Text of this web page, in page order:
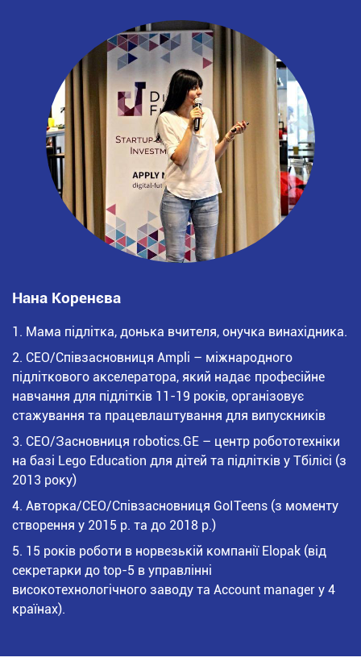
Нана Коренєва
Мама підлітка, донька вчителя, онучка винахідника.
CEO/Співзасновниця Ampli – міжнародного
підліткового акселератора, який надає професійне
навчання для підлітків 11-19 років, організовує
стажування та працевлаштування для випускників
CEO/Засновниця robotics.GE – центр робототехніки
на базі Lego Education для дітей та підлітків у Тбілісі (з
2013 року)
Авторка/CEO/Співзасновниця GoITeens (з моменту
створення у 2015 р. та до 2018 р.)
15 років роботи в норвезькій компанії Elopak (від
секретарки до top-5 в управлінні
високотехнологічного заводу та Account manager у 4
країнах).